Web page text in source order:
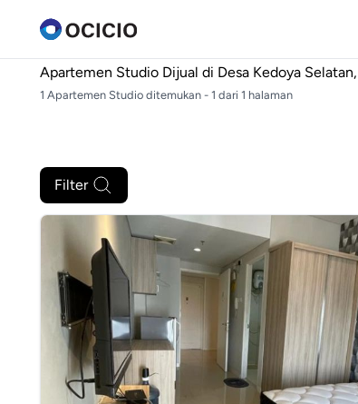
Apartemen Studio Dijual di Desa Kedoya
1 Apartemen Studio ditemukan - 1 dari 1 halaman
Filter